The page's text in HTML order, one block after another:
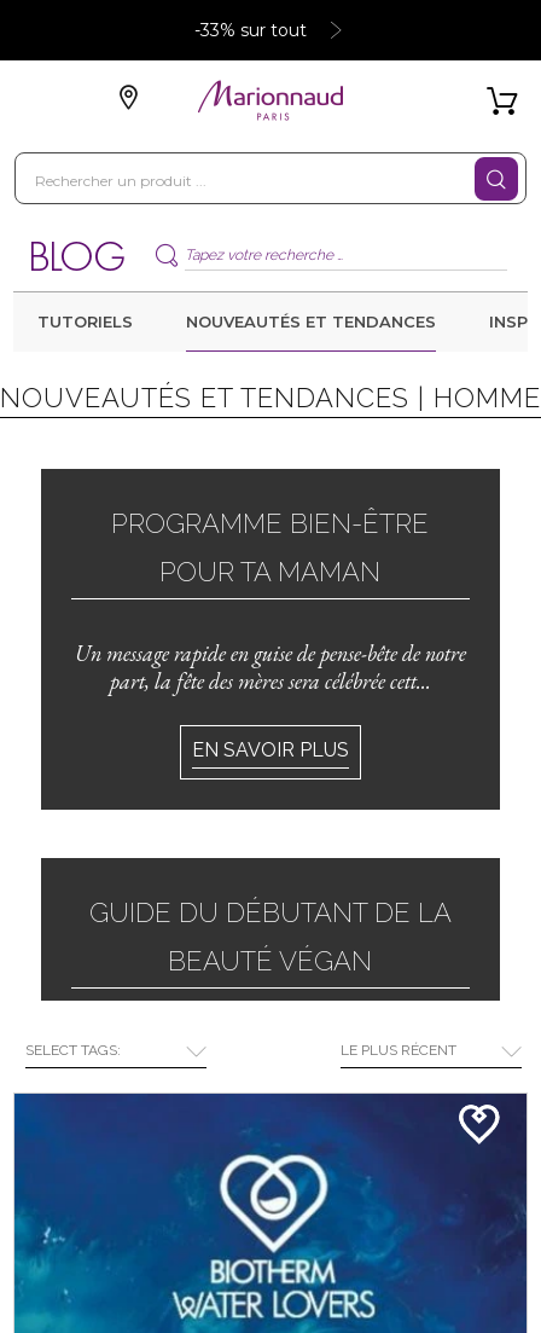
-33% sur tout
TUTORIELS NOUVEAUTÉS ET TENDANCES
NOUVEAUTÉS ET TENDANCES | HOMME
PROGRAMME BIEN-ÊTRE
POUR TA MAMAN
Un message rapide en guise de pense-bête de notre
part, la fête des mères sera célébrée cett...
EN SAVOIR PLUS
GUIDE DU DÉBUTANT DE LA
BEAUTÉ VÉGAN
Si vous pensiez que la beauté végan était une
tendance éphémère, détrompez-vous. Après des...
EN SAVOIR PLUS
ROUTINE QUOTIDIENNE DE
SELECT TAGS: LE PLUS RÉCENT